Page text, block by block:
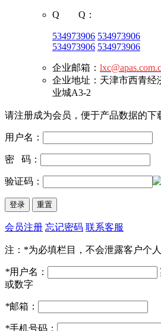
Q Q：
534973906 534973906
534973906 534973906
企业邮箱：
企业地址：天津市西青经
业城A3-2
请注册成为会员，便于产品数据的下
用户名：
密 码：
验证码：
会员注册 忘记密码 联系客服
注：*为必填栏目，不会泄露客户个
*用户名：
或数字
*邮箱：
*手机号码：